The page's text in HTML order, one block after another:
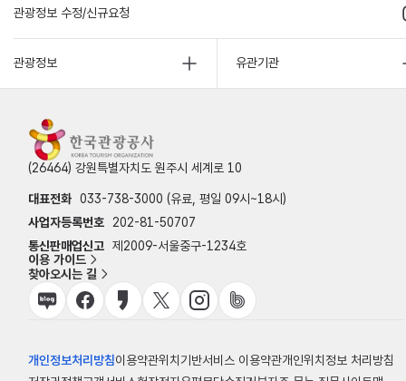
관광정보 수정/신규요청
관광정보 유관기관
(26464) 강원특별자치도 원주시 세계로 10
대표전화 033-738-3000 (유료, 평일 09시~18시)
사업자등록번호
202-81-50707
통신판매업신고 제2009-서울중구-1234호
이용 가이드
찾아오시는 길
개인정보처리방침이용약관위치기반서비스 이용약관개인위치정보 처리방침